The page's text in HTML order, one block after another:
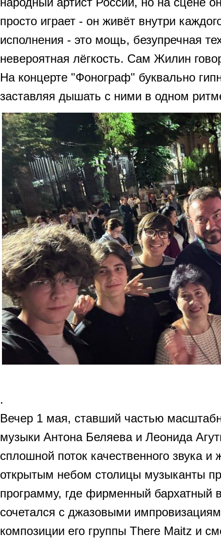
просто играет - он живёт внутри
исполнения - это мощь, безупречная
невероятная лёгкость. Сам Жилин
На концерте "Фонограф" буквально
заставляя дышать с ними в одном
.
Вечер 1 мая, ставший частью
музыки Антона Беляева и Леонида
сплошной поток качественного звука
открытым небом столицы музыканты
программу, где фирменный бархатный
сочетался с джазовыми
композиции его группы There Maitz и